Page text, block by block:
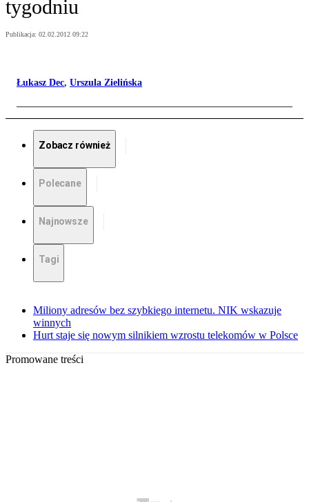
tygodniu
Publikacja: 02.02.2012 09:22
Łukasz Dec, Urszula Zielińska
Zobacz również
Polecane
Najnowsze
Tagi
Miliony adresów bez szybkiego internetu. NIK wskazuje
winnych
Hurt staje się nowym silnikiem wzrostu telekomów w Polsce
Promowane treści